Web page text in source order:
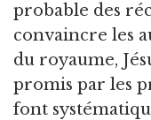
probable des
convaincre les
du royaume,
promis par les
font